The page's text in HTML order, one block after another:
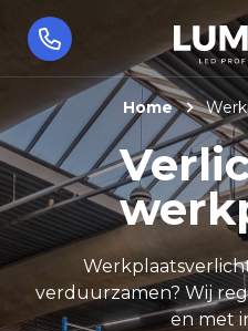
Home
verduurzamen? Wij
en met